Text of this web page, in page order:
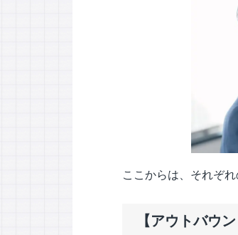
ここからは、それぞ
【アウトバウ